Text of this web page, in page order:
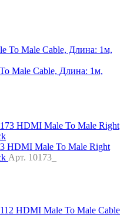
Male Cable, Длина: 1м,
HDMI Male To Male Right
Арт. 10173_